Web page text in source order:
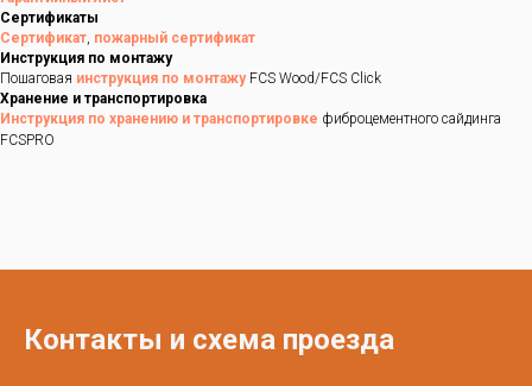
Сертификаты
Сертификат, пожарный сертификат
Инструкция по монтажу
Пошаговая инструкция по монтажуFCS Wood/FCS Click
Хранение и транспортировка
Инструкция по хранению и транспортировке фиброцементного сайдинга
FCSPRO
Контакты и схема проезда